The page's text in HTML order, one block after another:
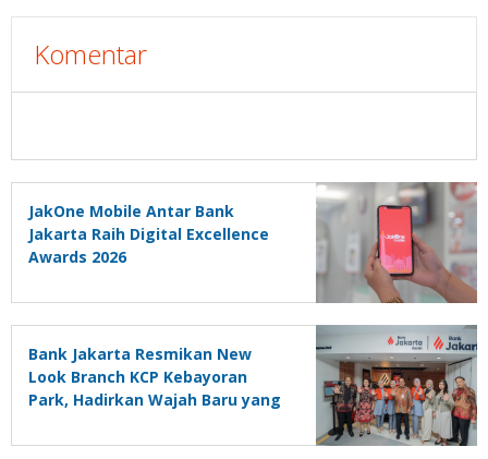
Komentar
JakOne Mobile Antar Bank
Jakarta Raih Digital Excellence
Awards 2026
Bank Jakarta Resmikan New
Look Branch KCP Kebayoran
Park, Hadirkan Wajah Baru yang